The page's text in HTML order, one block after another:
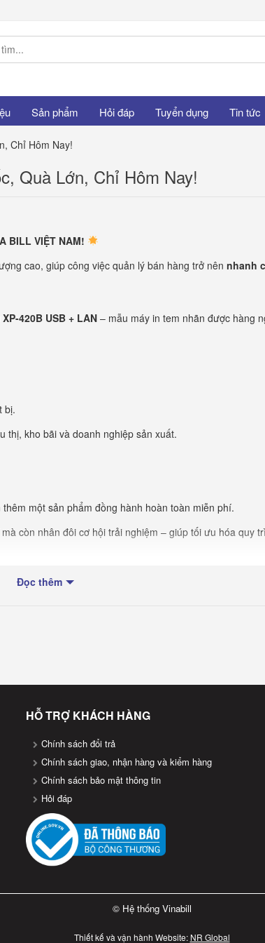
Sản phẩm Hỏi đáp Tuyển dụng Tin tức
Chỉ Hôm Nay!
Quà Lớn, Chỉ Hôm Nay!
BILL VIỆT NAM!
cao, giúp công việc quản lý bán hàng trở nên nhanh
XP-420B USB + LAN– mẫu máy in tem nhãn được hàng
bị.
thị, kho bãi và doanh nghiệp sản xuất.
một sản phẩm đồng hành hoàn toàn miễn phí.
còn nhân đôi cơ hội trải nghiệm – giúp tối ưu hóa quy
Đọc thêm
HỖ TRỢ KHÁCH HÀNG
Chính sách đổi trả
Chính sách giao, nhận hàng và kiểm hàng
Chính sách bảo mật thông tin
Hỏi đáp
© Hệ thống Vinabill
Thiết kế và vận hành Website: NR Global